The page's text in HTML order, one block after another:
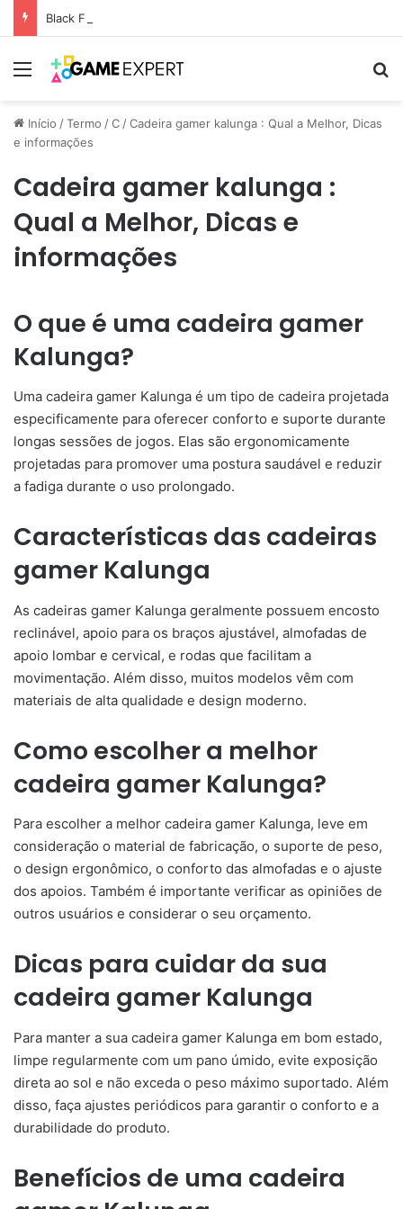
Black Friday: descontos incríveis em eletrônicos
Menu
Início /Termo /C /Cadeira gamer kalunga : Qual a Melhor, Dicas
e informações
Cadeira gamer kalunga :
Qual a Melhor, Dicas e
informações
O que é uma cadeira gamer
Kalunga?
Uma cadeira gamer Kalunga é um tipo de cadeira projetada
especificamente para oferecer conforto e suporte durante
longas sessões de jogos. Elas são ergonomicamente
projetadas para promover uma postura saudável e reduzir
a fadiga durante o uso prolongado.
Características das cadeiras
gamer Kalunga
As cadeiras gamer Kalunga geralmente possuem encosto
reclinável, apoio para os braços ajustável, almofadas de
apoio lombar e cervical, e rodas que facilitam a
movimentação. Além disso, muitos modelos vêm com
materiais de alta qualidade e design moderno.
Como escolher a melhor
cadeira gamer Kalunga?
Para escolher a melhor cadeira gamer Kalunga, leve em
consideração o material de fabricação, o suporte de peso,
o design ergonômico, o conforto das almofadas e o ajuste
dos apoios. Também é importante verificar as opiniões de
outros usuários e considerar o seu orçamento.
Dicas para cuidar da sua
cadeira gamer Kalunga
Para manter a sua cadeira gamer Kalunga em bom estado,
limpe regularmente com um pano úmido, evite exposição
direta ao sol e não exceda o peso máximo suportado. Além
disso, faça ajustes periódicos para garantir o conforto e a
durabilidade do produto.
Benefícios de uma cadeira